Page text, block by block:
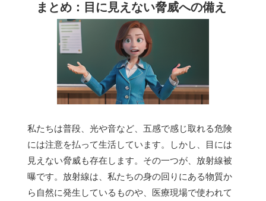
まとめ：目に見えない脅威への備え
私たちは普段、光や音など、五感で感じ取れる危険
には注意を払って生活しています。しかし、目には
見えない脅威も存在します。その一つが、放射線被
曝です。放射線は、私たちの身の回りにある物質か
ら自然に発生しているものや、医療現場で使われて